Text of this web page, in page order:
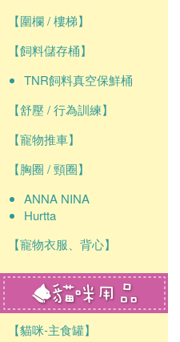
【圍欄 / 樓梯】
【飼料儲存桶】
TNR飼料真空保鮮桶
【舒壓 / 行為訓練】
【寵物推車】
【胸圈 / 頸圈】
ANNA NINA
Hurtta
【寵物衣服、背心】
【貓咪-主食罐】